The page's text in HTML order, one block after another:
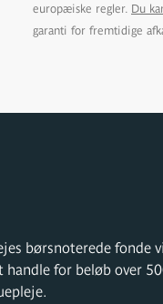
europæiske regler. Du
garanti for fremtidige
børsnoterede fonde
for beløb over